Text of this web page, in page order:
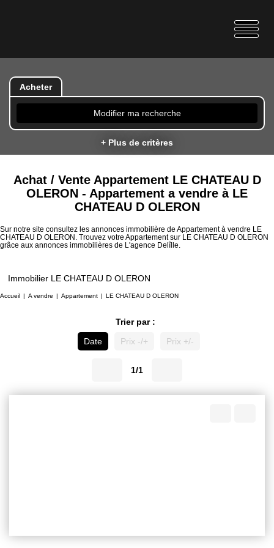
Acheter
Modifier ma recherche
+ Plus de critères
Achat / Vente Appartement LE CHATEAU D
OLERON - Appartement a vendre à LE
CHATEAU D OLERON
Sur notre site consultez les annonces immobilière de Appartement à vendre LE
CHATEAU D OLERON. Trouvez votre Appartement sur LE CHATEAU D OLERON
grâce aux annonces immobilières de L'agence Delîlle.
Immobilier LE CHATEAU D OLERON
Accueil A vendre Appartement LE CHATEAU D OLERON
Trier par :
Date
Prix -/+ Prix +/-
1/1